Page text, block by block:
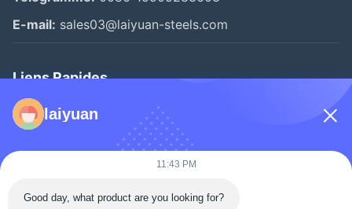
E-mail: sales03@laiyuan-steels.com
Liens Rapides
Accueil
À Propos De Nous
laiyuan
11:43 PM
Good day, what product are you looking for?